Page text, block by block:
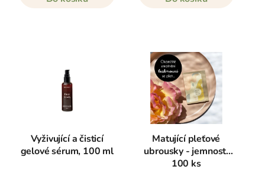
Vyživující a čisticí
gelové sérum, 100 ml
Matující pleťové
ubrousky - jemnost,
100 ks